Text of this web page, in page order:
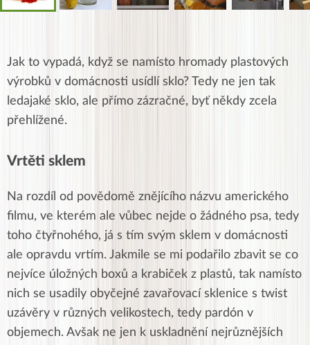
Jak to vypadá, když se namísto hromady plastových
výrobků v domácnosti usídlí sklo? Tedy ne jen tak
ledajaké sklo, ale přímo zázračné, byť někdy zcela
přehlížené.
Vrtěti sklem
Na rozdíl od povědomě znějícího názvu amerického
filmu, ve kterém ale vůbec nejde o žádného psa, tedy
toho čtyřnohého, já s tím svým sklem v domácnosti
ale opravdu vrtím. Jakmile se mi podařilo zbavit se co
nejvíce úložných boxů a krabiček z plastů, tak namísto
nich se usadily obyčejné zavařovací sklenice s twist
uzávěry v různých velikostech, tedy pardón v
objemech. Avšak ne jen k uskladnění nejrůznějších